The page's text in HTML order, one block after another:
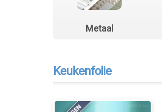
Metaal
Keukenfolie